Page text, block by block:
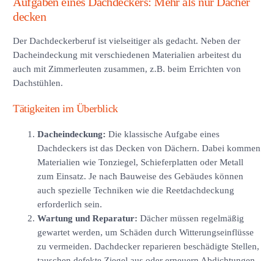
decken
Der Dachdeckerberuf ist vielseitiger als gedacht. Neben der
Dacheindeckung mit verschiedenen Materialien arbeitest du
auch mit Zimmerleuten zusammen, z.B. beim Errichten von
Dachstühlen.
Tätigkeiten im Überblick
Dacheindeckung: Die klassische Aufgabe eines
Dachdeckers ist das Decken von Dächern. Dabei kommen
Materialien wie Tonziegel, Schieferplatten oder Metall
zum Einsatz. Je nach Bauweise des Gebäudes können
auch spezielle Techniken wie die Reetdachdeckung
erforderlich sein.
Wartung und Reparatur: Dächer müssen regelmäßig
gewartet werden, um Schäden durch Witterungseinflüsse
zu vermeiden. Dachdecker reparieren beschädigte Stellen,